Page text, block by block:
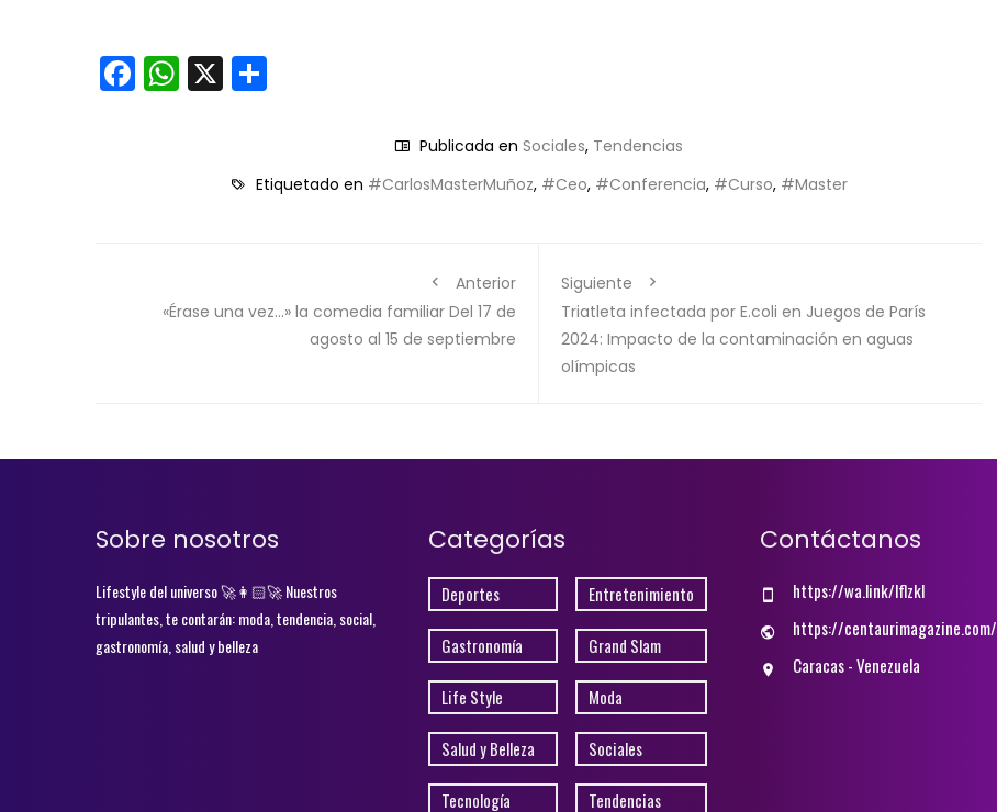
Facebook
WhatsApp
X
Publicada enSociales, Tendencias
Etiquetado en #CarlosMasterMuñoz, #Ceo, #Conferencia, #Curso, #Master
Anterior
«Érase una vez…» la comedia familiar Del 17 de
agosto al 15 de septiembre
Siguiente
Triatleta infectada por E.coli en Juegos de París
2024: Impacto de la contaminación en aguas
olímpicas
Sobre nosotros
Lifestyle del universo 🚀👩🏻‍🚀 Nuestros
tripulantes, te contarán: moda, tendencia, social,
gastronomía, salud y belleza
Categorías
Deportes Entretenimiento
Gastronomía Grand Slam
Life Style Moda
Salud y Belleza Sociales
Tecnología Tendencias
Contáctanos
https://wa.link/lflzkl
https://centaurimagazine.com/
Caracas - Venezuela